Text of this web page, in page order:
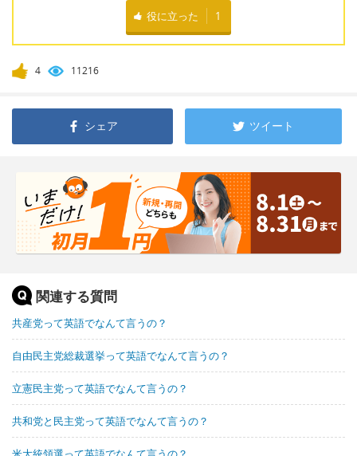
役に立った 1
4 11216
シェア ツイート
関連する質問
共産党って英語でなんて言うの？
自由民主党総裁選挙って英語でなんて言うの？
立憲民主党って英語でなんて言うの？
共和党と民主党って英語でなんて言うの？